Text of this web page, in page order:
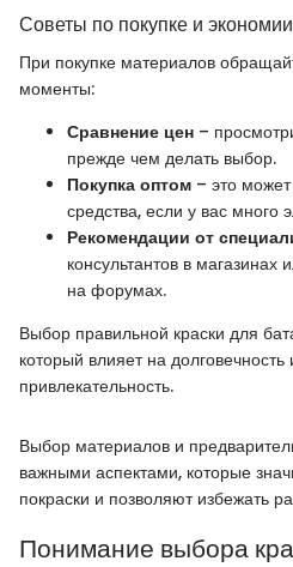
Советы по покупке и экономии
При покупке материалов
моменты:
Сравнение цен –
прежде чем делать выбор.
Покупка оптом – это
средства, если у вас много
Рекомендации от
консультантов в магазинах
на форумах.
Выбор правильной краски для
который влияет на долговечность
привлекательность.
Выбор материалов и
важными аспектами, которые
покраски и позволяют избежать
Понимание выбора